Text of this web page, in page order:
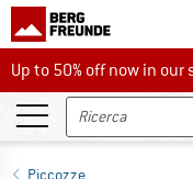
Up to 50% off now in our
Up to 50% off now in
Piccozze